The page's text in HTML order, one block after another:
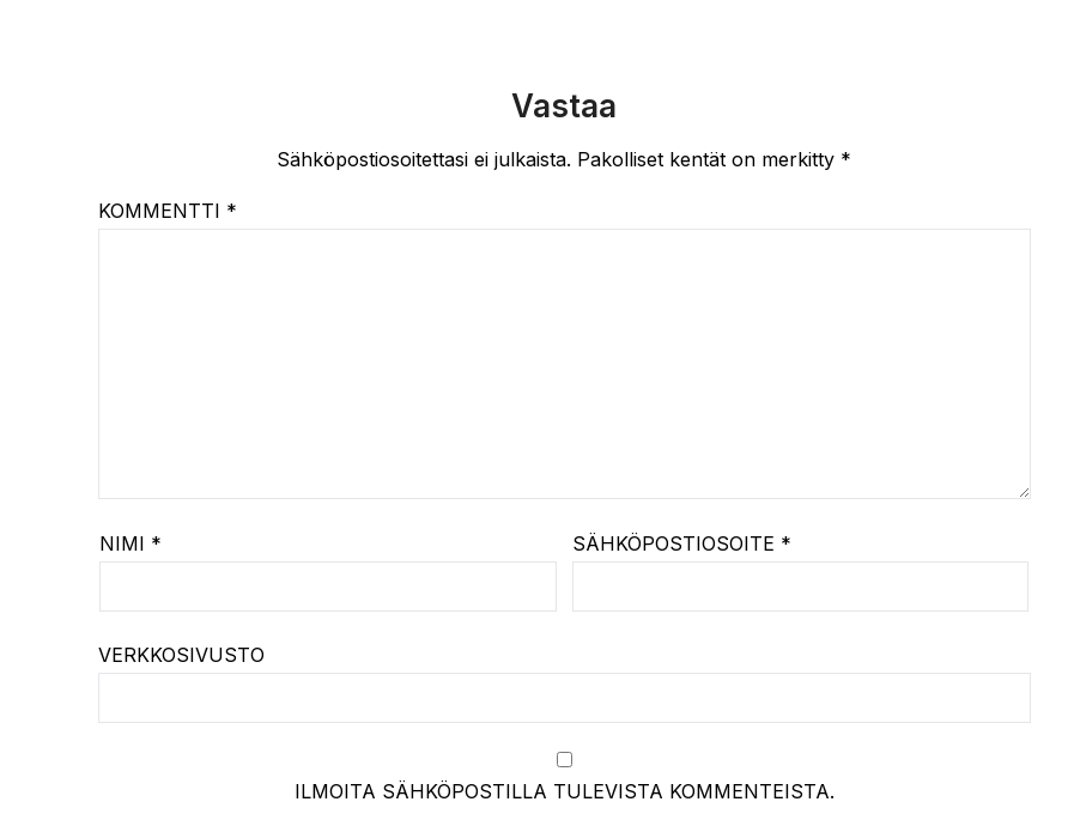
Vastaa
Sähköpostiosoitettasi ei julkaista. Pakolliset kentät on merkitty *
KOMMENTTI *
NIMI * SÄHKÖPOSTIOSOITE *
VERKKOSIVUSTO
ILMOITA SÄHKÖPOSTILLA TULEVISTA KOMMENTEISTA.